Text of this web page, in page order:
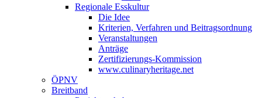
Regionale Esskultur
Die Idee
Kriterien, Verfahren und Beitragsordnung
Veranstaltungen
Anträge
Zertifizierungs-Kommission
www.culinaryheritage.net
ÖPNV
Breitband